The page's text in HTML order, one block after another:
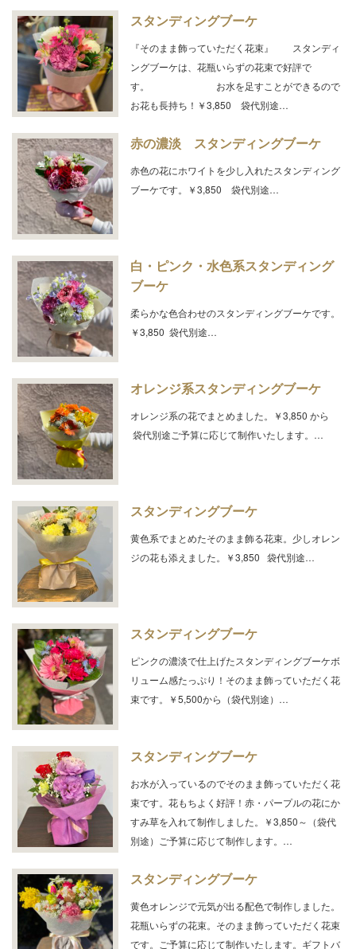
スタンディングブーケ
『そのまま飾っていただく花束』 スタンディ
ングブーケは、花瓶いらずの花束で好評で
す。 お水を足すことができるので
お花も長持ち！￥3,850 袋代別途…
赤の濃淡 スタンディングブーケ
赤色の花にホワイトを少し入れたスタンディング
ブーケです。￥3,850 袋代別途…
白・ピンク・水色系スタンディング
ブーケ
柔らかな色合わせのスタンディングブーケです。
￥3,850 袋代別途…
オレンジ系スタンディングブーケ
オレンジ系の花でまとめました。￥3,850 から
袋代別途ご予算に応じて制作いたします。…
スタンディングブーケ
黄色系でまとめたそのまま飾る花束。少しオレン
ジの花も添えました。￥3,850 袋代別途…
スタンディングブーケ
ピンクの濃淡で仕上げたスタンディングブーケボ
リューム感たっぷり！そのまま飾っていただく花
束です。￥5,500から（袋代別途）…
スタンディングブーケ
お水が入っているのでそのまま飾っていただく花
束です。花もちよく好評！赤・パープルの花にか
すみ草を入れて制作しました。￥3,850～（袋代
別途）ご予算に応じて制作します。…
スタンディングブーケ
黄色オレンジで元気が出る配色で制作しました。
花瓶いらずの花束。そのまま飾っていただく花束
です。ご予算に応じて制作いたします。ギフトバ